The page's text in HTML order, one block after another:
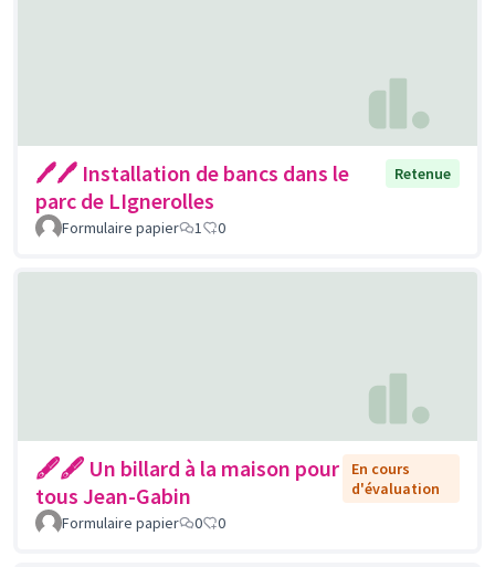
🖊🖊 Installation de bancs dans le
parc de LIgnerolles
Retenue
Formulaire papier 1 0
🖋🖋 Un billard à la maison pour
tous Jean-Gabin
En cours
d'évaluation
Formulaire papier
0 0